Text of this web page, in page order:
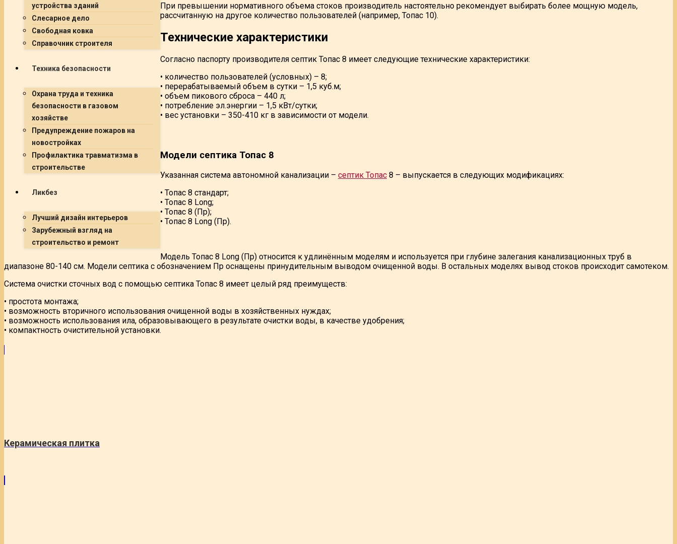
устройства зданий
Слесарное дело
Свободная ковка
Справочник строителя
Техника безопасности
Охрана труда и техника
безопасности в газовом
хозяйстве
Предупреждение пожаров на
новостройках
Профилактика травматизма в
строительстве
Ликбез
Лучший дизайн интерьеров
Зарубежный взгляд на
строительство и ремонт
При превышении нормативного объема стоков производитель настоятельно рекомендует выбирать более мощную модель,
рассчитанную на другое количество пользователей (например, Топас 10).
Технические характеристики
Согласно паспорту производителя септик Топас 8 имеет следующие технические характеристики:
• количество пользователей (условных) – 8;
• перерабатываемый объем в сутки – 1,5 куб.м;
• объем пикового сброса – 440 л;
• потребление эл.энергии – 1,5 кВт/сутки;
• вес установки – 350-410 кг в зависимости от модели.
Модели септика Топас 8
Указанная система автономной канализации – септик Топас 8 – выпускается в следующих модификациях:
• Топас 8 стандарт;
• Топас 8 Long;
• Топас 8 (Пр);
• Топас 8 Long (Пр).
Модель Топас 8 Long (Пр) относится к удлинённым моделям и используется при глубине залегания канализационных труб в
диапазоне 80-140 см. Модели септика с обозначением Пр оснащены принудительным выводом очищенной воды. В остальных моделях вывод стоков происходит самотеком.
Система очистки сточных вод с помощью септика Топас 8 имеет целый ряд преимуществ:
• простота монтажа;
• возможность вторичного использования очищенной воды в хозяйственных нуждах;
• возможность использования ила, образовывающего в результате очистки воды, в качестве удобрения;
• компактность очистительной установки.
Керамическая плитка